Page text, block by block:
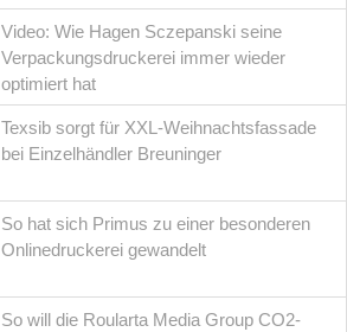
Video: Wie Hagen Sczepanski seine
Verpackungsdruckerei immer wieder
optimiert hat
Texsib sorgt für XXL-Weihnachtsfassade
bei Einzelhändler Breuninger
So hat sich Primus zu einer besonderen
Onlinedruckerei gewandelt
So will die Roularta Media Group CO2-